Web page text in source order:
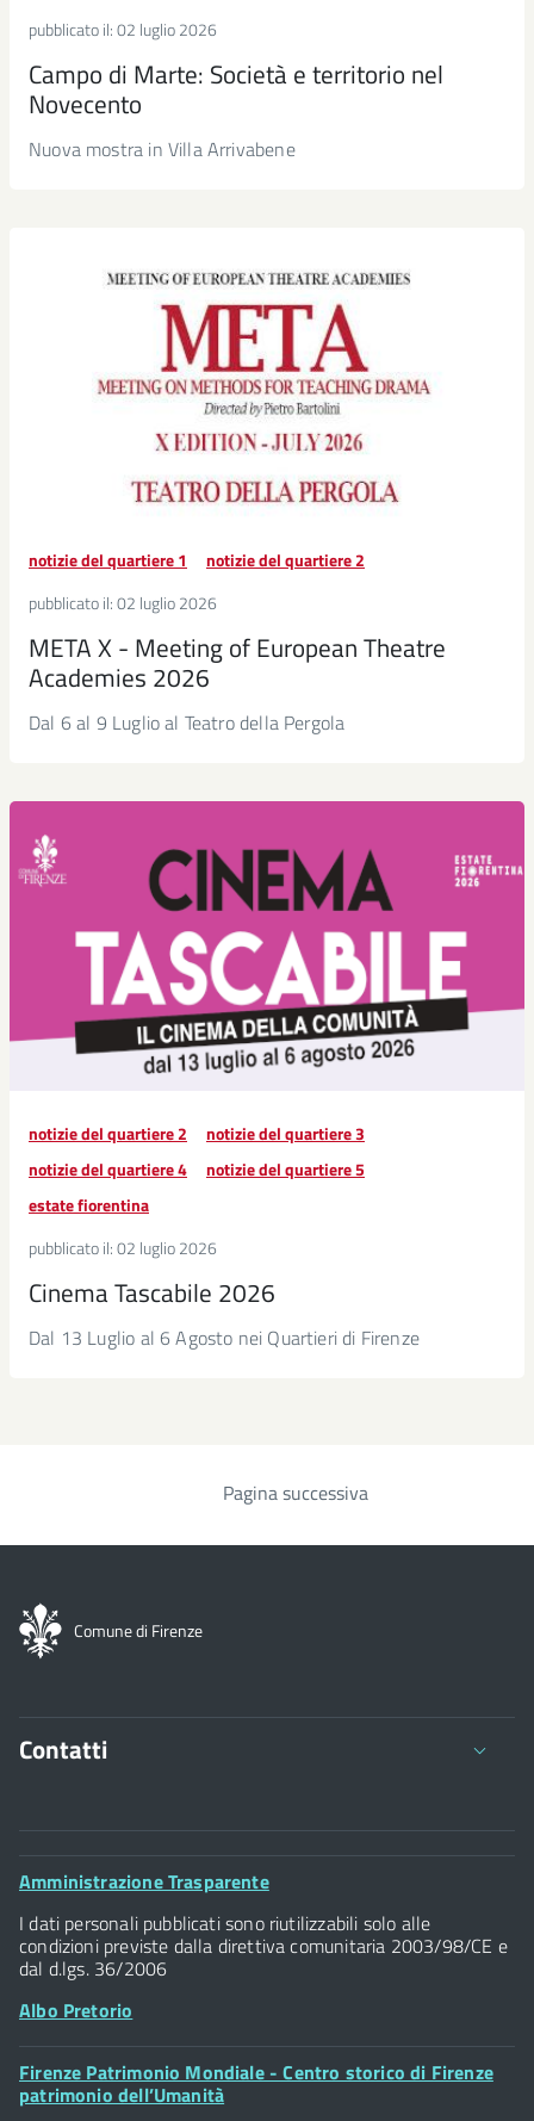
pubblicato il:02 luglio 2026
Campo di Marte: Società e territorio nel
Novecento
Nuova mostra in Villa Arrivabene
notizie del quartiere 1
notizie del quartiere 2
pubblicato il:02 luglio 2026
META X - Meeting of European Theatre
Academies 2026
Dal 6 al 9 Luglio al Teatro della Pergola
notizie del quartiere 2
notizie del quartiere 3
notizie del quartiere 4
notizie del quartiere 5
estate fiorentina
pubblicato il:02 luglio 2026
Cinema Tascabile 2026
Dal 13 Luglio al 6 Agosto nei Quartieri di Firenze
Pagina successiva
Comune di Firenze
Contatti
Comune di Firenze
Palazzo Vecchio
Piazza della Signoria - 50122, Firenze
P.IVA 01307110484
Posta Elettronica Certificata
Footer
Amministrazione Trasparente
I dati personali pubblicati sono riutilizzabili solo alle
condizioni previste dalla direttiva comunitaria 2003/98/CE e
dal d.lgs. 36/2006
Albo Pretorio
Footer
Widget
Firenze Patrimonio Mondiale - Centro storico di Firenze
patrimonio dell’Umanità